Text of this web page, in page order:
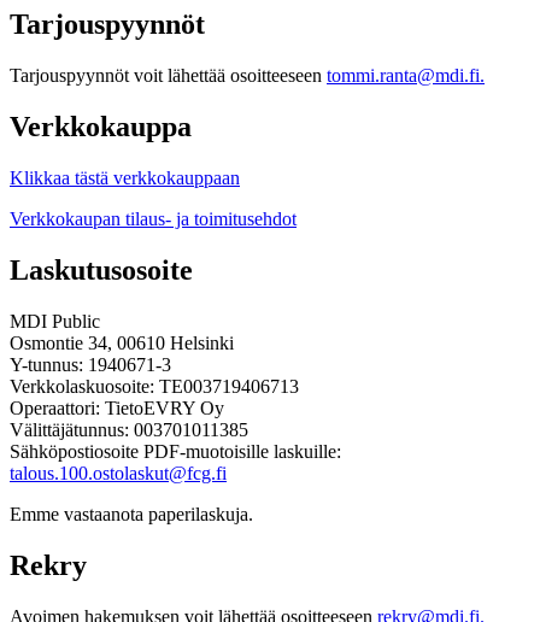
Tarjouspyynnöt
Tarjouspyynnöt voit lähettää osoitteeseen tommi.ranta@mdi.fi.
Verkkokauppa
Klikkaa tästä verkkokauppaan
Verkkokaupan tilaus- ja toimitusehdot
Laskutusosoite
MDI Public
Osmontie 34, 00610 Helsinki
Y-tunnus: 1940671-3
Verkkolaskuosoite: TE003719406713
Operaattori: TietoEVRY Oy
Välittäjätunnus: 003701011385
Sähköpostiosoite PDF-muotoisille laskuille:
talous.100.ostolaskut@fcg.fi
Emme vastaanota paperilaskuja.
Rekry
Avoimen hakemuksen voit lähettää osoitteeseen rekry@mdi.fi.